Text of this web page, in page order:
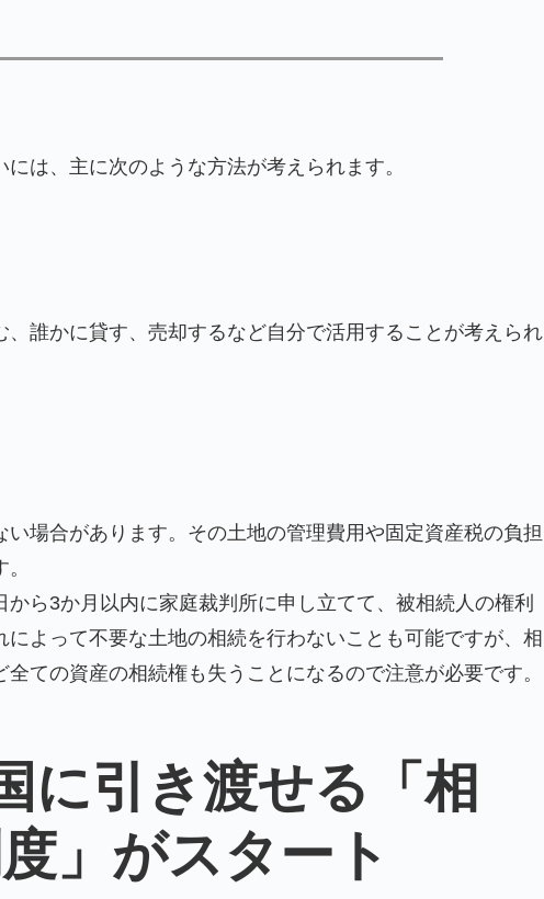
は、主に次のような方法が考えられます。
誰かに貸す、売却するなど自分で活用することが考えられ
場合があります。その土地の管理費用や固定資産税の負担
ら3か月以内に家庭裁判所に申し立てて、被相続人の権利
よって不要な土地の相続を行わないことも可能ですが、相
ての資産の相続権も失うことになるので注意が必要です。
に引き渡せる「相
」がスタート